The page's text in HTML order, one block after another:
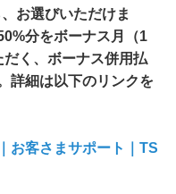
お選びいただけま
分をボーナス月（1
く、ボーナス併用払
詳細は以下のリンクを
お客さまサポート｜TS